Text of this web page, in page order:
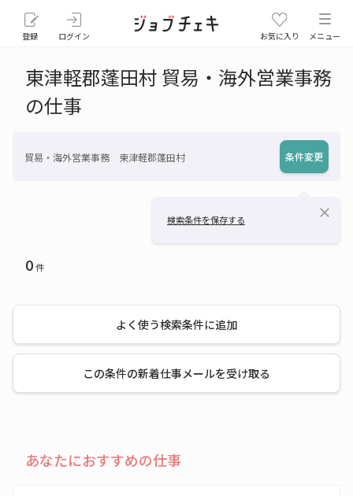
登録 ログイン お気に入り メニュー
東津軽郡蓬田村 貿易・海外営業事務
の仕事
貿易・海外営業事務 東津軽郡蓬田村 条件変更
検索条件を保存する close
0件
よく使う検索条件に追加
この条件の新着仕事メールを受け取る
あなたにおすすめの仕事